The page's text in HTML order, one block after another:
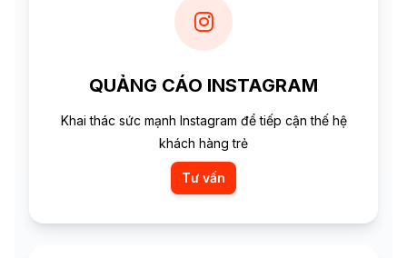
QUẢNG CÁO INSTAGRAM
Khai thác sức mạnh Instagram để tiếp cận thế hệ
khách hàng trẻ
Tư vấn